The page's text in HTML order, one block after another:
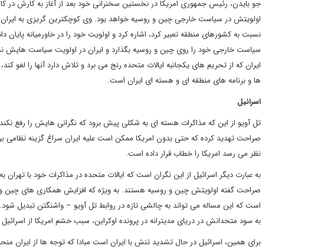
جو بایدن، رئیس جمهوری امریکا در نخستین سخنرانی خود بعد از آغاز به کارش
اولویتش در سیاست خارجی چین و روسیه خواهد بود. وی کوچکترین گریزی به ایران و
نسبت به کشورهای منطقه تعبیر کرد، اشاره کرد و اولویت خود را در خاورمیانه
سیاست خارجی خود را روی چین و روسیه بگذارد و ایران در اولویت سیاست
ایران که از تحریم های یکجانبه ایالات متحده رنج می برد و تلاش دارد آنها را
ها و برنامه های منطقه ای و هسته ای ایران است.
اسرائیل
تل آویو از این که مذاکرات هسته ای به شکلی پیش برود که نگرانی هایش را رفع
صراحت تهدید کرده که حتی بدون امریکا ممکن است علیه ایران سراغ گزینه نظامی
نظر می رسد امریکا را خطاب قرار داده است.
به عبارت دیگر اسرائیل از این نگران است که ایالات متحده در مذاکرات خود با
صراحت گفته اولویتش چین و روسیه هستند. به ویژه که افزایش همکاری های چین
است که این مساله می تواند به چالشی تازه در روابط تل آویو – واشنگتن تبدیل
به سود متحدانش در دریای مدیترانه در پرونده اوکراین، سبب خشم امریکا از
برای همین، اسرائیل در حال تشدید تنش با ایران است مبادا که توجه ها از ایران